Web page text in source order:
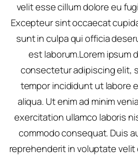
velit esse cillum dolore eu
Excepteur sint occaecat
sunt in culpa qui officia
est laborum.Lorem ipsum
consectetur adipiscing elit,
tempor incididunt ut labore
aliqua. Ut enim ad minim
exercitation ullamco laboris
commodo consequat. Duis
reprehenderit in voluptate velit